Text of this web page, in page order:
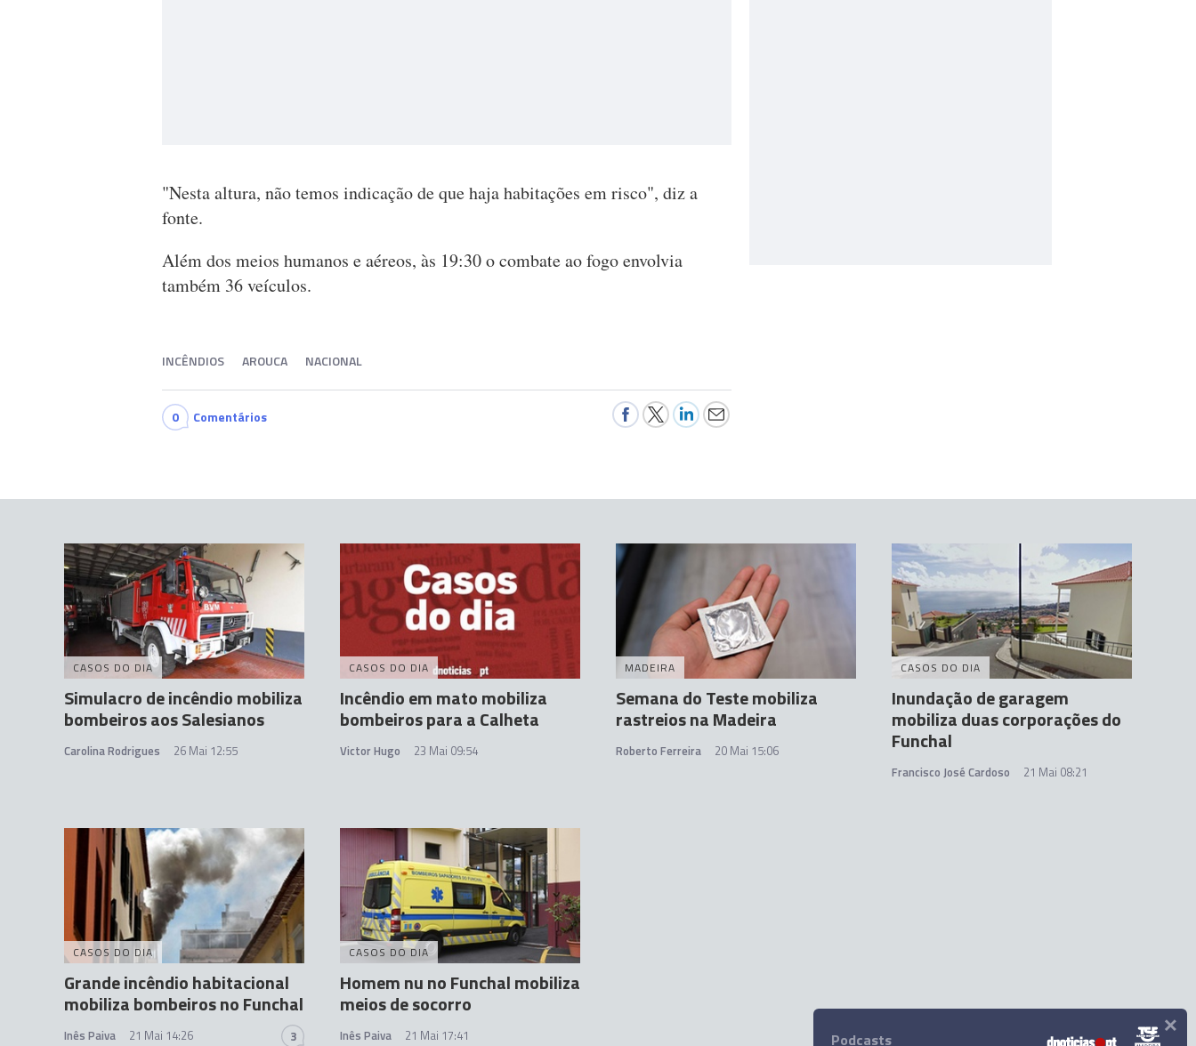
"Nesta altura, não temos indicação de que haja habitações em risco", diz a
fonte.
Além dos meios humanos e aéreos, às 19:30 o combate ao fogo envolvia
também 36 veículos.
INCÊNDIOS AROUCA NACIONAL
0 Comentários
CASOS DO DIA
Simulacro de incêndio mobiliza
bombeiros aos Salesianos
Carolina Rodrigues 26 Mai 12:55
CASOS DO DIA
Incêndio em mato mobiliza
bombeiros para a Calheta
Victor Hugo 23 Mai 09:54
MADEIRA
Semana do Teste mobiliza
rastreios na Madeira
Roberto Ferreira 20 Mai 15:06
CASOS DO DIA
Inundação de garagem
mobiliza duas corporações do
Funchal
Francisco José Cardoso 21 Mai 08:21
CASOS DO DIA
Grande incêndio habitacional
mobiliza bombeiros no Funchal
Inês Paiva 21 Mai 14:26 3
CASOS DO DIA
Homem nu no Funchal mobiliza
meios de socorro
Inês Paiva 21 Mai 17:41 Podcasts ×